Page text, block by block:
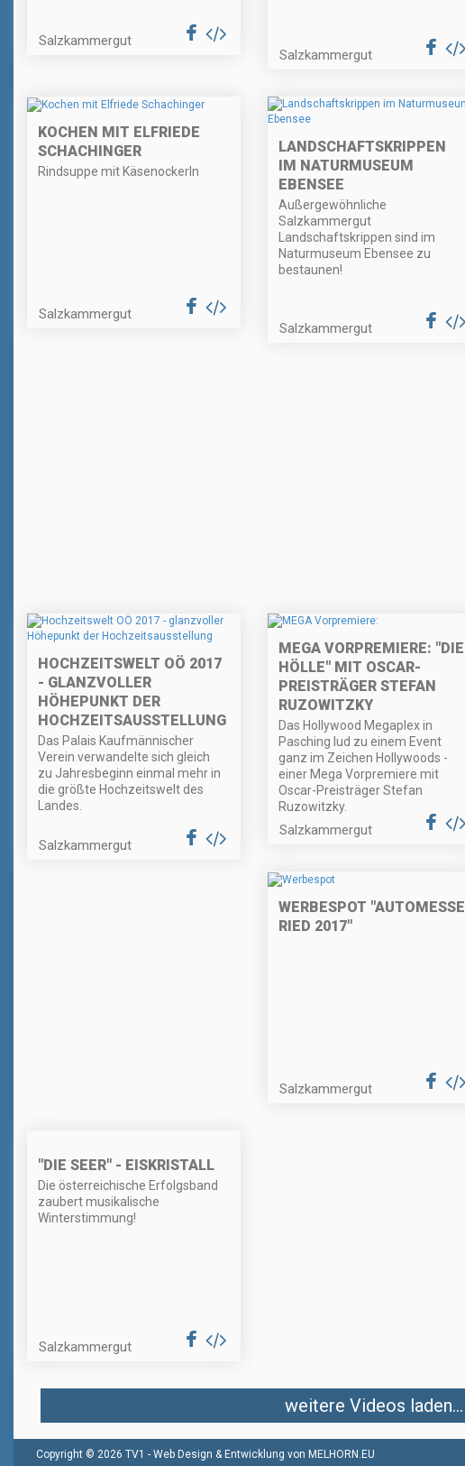
Salzkammergut
Salzkammergut
KOCHEN MIT ELFRIEDE
SCHACHINGER
Rindsuppe mit Käsenockerln
Salzkammergut
LANDSCHAFTSKRIPPEN
IM NATURMUSEUM
EBENSEE
Außergewöhnliche
Salzkammergut
Landschaftskrippen sind im
Naturmuseum Ebensee zu
bestaunen!
Salzkammergut
HOCHZEITSWELT OÖ 2017
- GLANZVOLLER
HÖHEPUNKT DER
HOCHZEITSAUSSTELLUNG
Das Palais Kaufmännischer
Verein verwandelte sich gleich
zu Jahresbeginn einmal mehr in
die größte Hochzeitswelt des
Landes.
Salzkammergut
MEGA VORPREMIERE: "DIE
HÖLLE" MIT OSCAR-
PREISTRÄGER STEFAN
RUZOWITZKY
Das Hollywood Megaplex in
Pasching lud zu einem Event
ganz im Zeichen Hollywoods -
einer Mega Vorpremiere mit
Oscar-Preisträger Stefan
Ruzowitzky.
Salzkammergut
WERBESPOT "AUTOMESSE
RIED 2017"
Salzkammergut
"DIE SEER" - EISKRISTALL
Die österreichische Erfolgsband
zaubert musikalische
Winterstimmung!
Salzkammergut
weitere Videos laden...
Copyright © 2026 TV1 - Web Design & Entwicklung von MELHORN.EU